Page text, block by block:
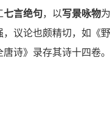
七言绝句，以写景咏物
议论也颇精切，如《
诗》录存其诗十四卷。